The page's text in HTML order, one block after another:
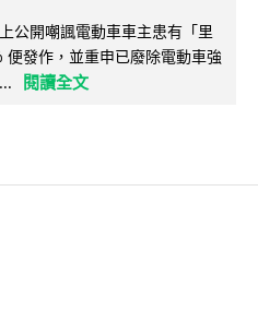
公開嘲諷電動車車主患有「里
發作，並重申已廢除電動車強
閱讀全文